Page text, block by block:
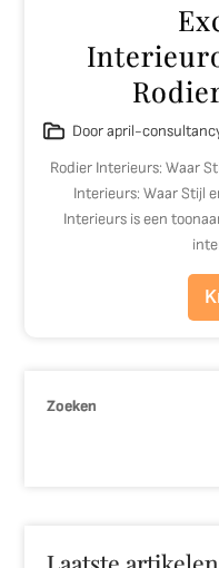
Door april-
Rodier Interieurs: Waar
Interieurs: Waar Stijl
Interieurs is een
Zoeken